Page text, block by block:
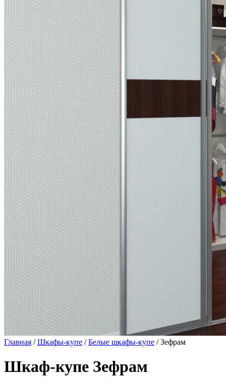
Главная /Шкафы-купе /Белые шкафы-купе / Зефрам
Шкаф-купе Зефрам